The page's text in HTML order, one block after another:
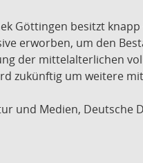
Göttingen besitzt
erworben, um den
der mittelalterlichen
zukünftig um weitere
und Medien, Deutsche